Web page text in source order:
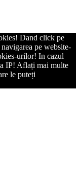
Dand click pe
pe website-
urilor! In cazul
IP! Aflați mai multe
le puteți